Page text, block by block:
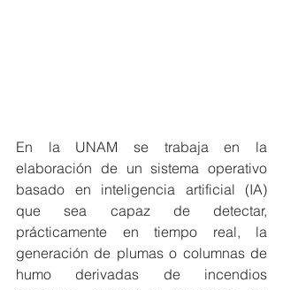
En la UNAM se trabaja en la
elaboración de un sistema operativo
basado en inteligencia artificial (IA)
que sea capaz de detectar,
prácticamente en tiempo real, la
generación de plumas o columnas de
humo derivadas de incendios